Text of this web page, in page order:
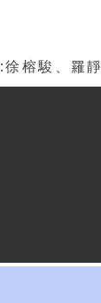
:徐榕駿、羅